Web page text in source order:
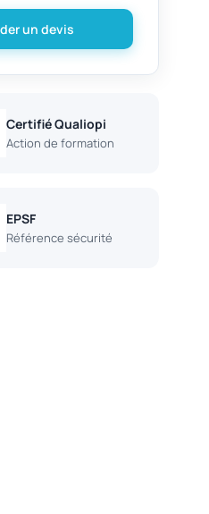
un devis
Certifié Qualiopi
Action de formation
EPSF
Référence sécurité